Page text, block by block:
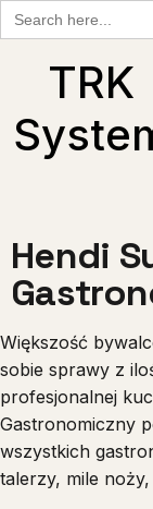
Search
for:
TRK
Hendi
Większość
sobie sprawy z
profesjonalnej
Gastronomiczny
wszystkich
talerzy, mile